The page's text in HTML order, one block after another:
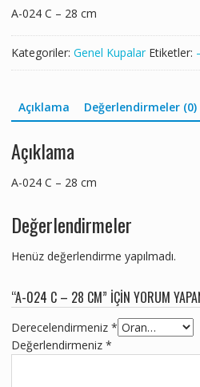
A-024 C – 28 cm
Kategoriler: Genel Kupalar Etiketler:
Açıklama Değerlendirmeler (0)
Açıklama
A-024 C – 28 cm
Değerlendirmeler
Henüz değerlendirme yapılmadı.
“A-024 C – 28 CM” IÇIN YORUM
Derecelendirmeniz *
Değerlendirmeniz *